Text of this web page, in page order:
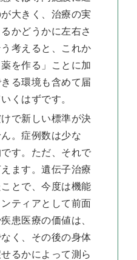
大きく、治療の実
かどうかに左右さ
考えると、これか
を作る」ことに加
る環境も含めて届
くはずです。
で新しい標準が決
。症例数は少な
す。ただ、それで
ます。遺伝子治療
とで、今度は機能
ティアとして前面
患医療の価値は、
く、その後の身体
るかによって測ら